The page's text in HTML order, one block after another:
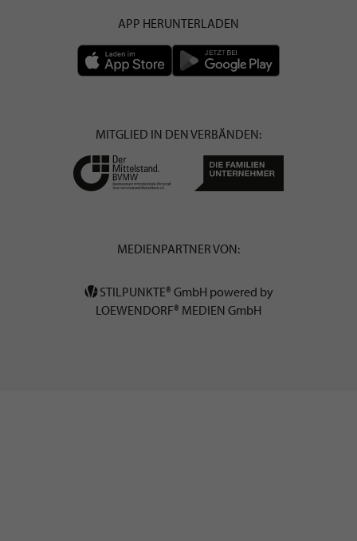
APP HERUNTERLADEN
MITGLIED IN DEN VERBÄNDEN:
MEDIENPARTNER VON:
STILPUNKTE® GmbH powered by
LOEWENDORF® MEDIEN GmbH